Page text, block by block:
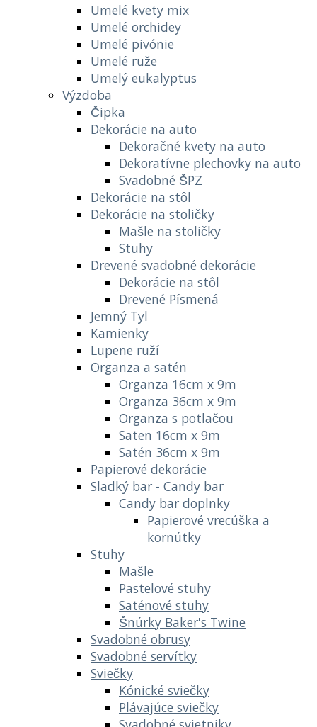
Umelé kvety mix
Umelé orchidey
Umelé pivónie
Umelé ruže
Umelý eukalyptus
Výzdoba
Čipka
Dekorácie na auto
Dekoračné kvety na auto
Dekoratívne plechovky na auto
Svadobné ŠPZ
Dekorácie na stôl
Dekorácie na stoličky
Mašle na stoličky
Stuhy
Drevené svadobné dekorácie
Dekorácie na stôl
Drevené Písmená
Jemný Tyl
Kamienky
Lupene ruží
Organza a satén
Organza 16cm x 9m
Organza 36cm x 9m
Organza s potlačou
Saten 16cm x 9m
Satén 36cm x 9m
Papierové dekorácie
Sladký bar - Candy bar
Candy bar doplnky
Papierové vrecúška a
kornútky
Stuhy
Mašle
Pastelové stuhy
Saténové stuhy
Šnúrky Baker's Twine
Svadobné obrusy
Svadobné servítky
Sviečky
Kónické sviečky
Plávajúce sviečky